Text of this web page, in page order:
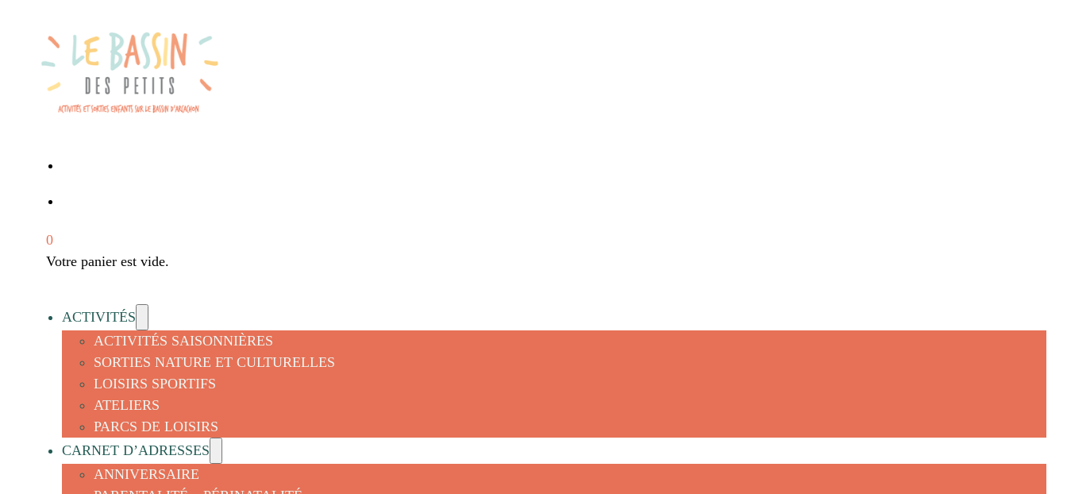
0
Votre panier est vide.
ACTIVITÉS
ACTIVITÉS SAISONNIÈRES
SORTIES NATURE ET CULTURELLES
LOISIRS SPORTIFS
ATELIERS
PARCS DE LOISIRS
CARNET D’ADRESSES
ANNIVERSAIRE